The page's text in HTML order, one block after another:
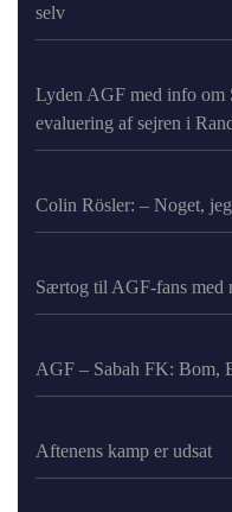
selv
Lyden AGF med info om
evaluering af sejren i
Colin Rösler: – Noget,
Særtog til AGF-fans med
AGF – Sabah FK: Bom,
Aftenens kamp er udsat